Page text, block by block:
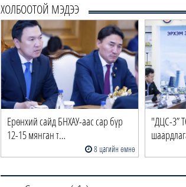
ХОЛБООТОЙ МЭДЭЭ
Ерөнхий сайд БНХАУ-аас сар бүр
12-15 мянган т…
8 цагийн өмнө
"ДЦС-3”